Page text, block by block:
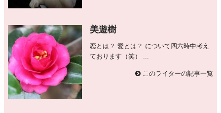
美遊樹
恋とは？ 愛とは？ について四六時中考え
ております（笑） ...
このライターの記事一覧